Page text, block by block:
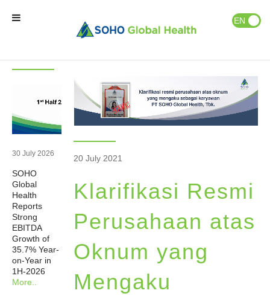
EN ID
Home
Our Brands
Our Business
About Us
Natural Wellness
Newsrooms
News & Events
30 July 2026
SOHO
Global
Health
Reports
Strong
EBITDA
Growth of
35.7% Year-
on-Year in
1H-2026
More..
News
20 July 2021
Klarifikasi Resmi
Perusahaan atas
Oknum yang
Mengaku